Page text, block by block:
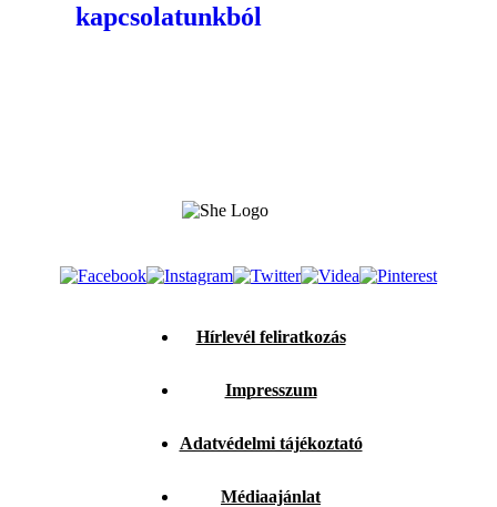
kapcsolatunkból
Hírlevél feliratkozás
Impresszum
Adatvédelmi tájékoztató
Médiaajánlat